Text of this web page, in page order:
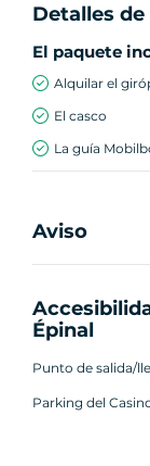
Detalles
El paquete
Alquilar el
El casco
La guía
Aviso
Épinal
Punto de salida/
Parking del